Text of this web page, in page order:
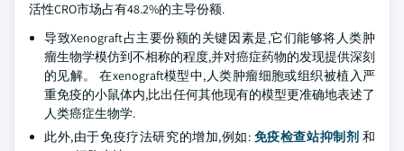
活性CRO市场占有48.2%的主导份额.
导致Xenograft占主要份额的关键因素是,它们能够将人类肿
瘤生物学模仿到不相称的程度,并对癌症药物的发现提供深刻
的见解。 在xenograft模型中,人类肿瘤细胞或组织被植入严
重免疫的小鼠体内,比出任何其他现有的模型更准确地表述了
人类癌症生物学.
此外,由于免疫疗法研究的增加,例如: 免疫检查站抑制剂 和